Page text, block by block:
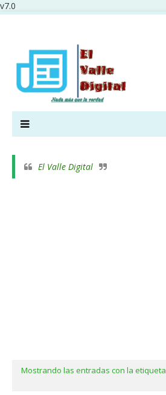
v7.0
El Valle Digital
Mostrando las entradas con la etiqueta